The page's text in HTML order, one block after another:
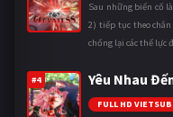
Sau những biến cố
2) tiếp tục theo
chống lại các thế lực
#4 Yêu Nhau
FULL HD VIETSUB